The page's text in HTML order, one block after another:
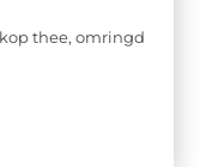
thee, omringd